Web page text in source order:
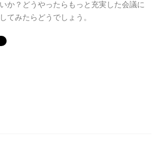
か？どうやったらもっと充実した会議に
てみたらどうでしょう。